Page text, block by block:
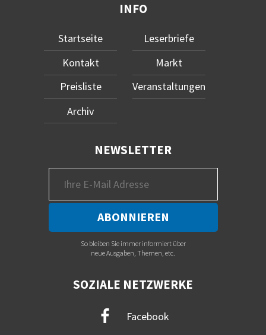
INFO
Startseite
Kontakt
Preisliste
Archiv
Leserbriefe
Markt
Veranstaltungen
NEWSLETTER
So bleiben Sie immer informiert über
neue Ausgaben, Themen, etc.
SOZIALE NETZWERKE
Facebook